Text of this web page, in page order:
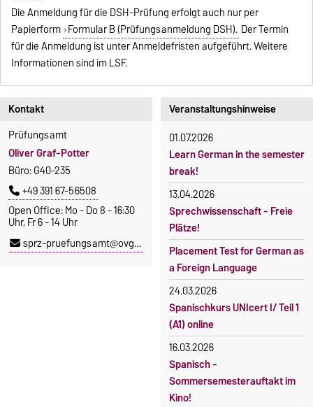
Die Anmeldung für die DSH-Prüfung erfolgt auch nur per
Papierform Formular B (Prüfungsanmeldung DSH). Der Termin
für die Anmeldung ist unterAnmeldefristenaufgeführt. Weitere
Informationen sind im LSF.
Kontakt
Prüfungsamt
Oliver Graf-Potter
Büro: G40-235
+49 391 67-56508
Open Office: Mo - Do 8 - 16:30
Uhr, Fr 6 - 14 Uhr
sprz-pruefungsamt@ovgu.de
Veranstaltungshinweise
01.07.2026
Learn German in the semester
break!
13.04.2026
Sprechwissenschaft - Freie
Plätze!
Placement Test for German as
a Foreign Language
24.03.2026
Spanischkurs UNIcert I/ Teil 1
(A1) online
16.03.2026
Spanisch -
Sommersemesterauftakt im
Kino!